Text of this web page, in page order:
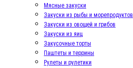
Мясные закуски
Закуски из рыбы и морепродуктов
Закуски из овощей и грибов
Закуски из яиц
Закусочные торты
Паштеты и террины
Рулеты и рулетики